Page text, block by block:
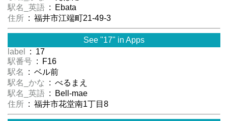
駅名_英語 : Ebata
住所 : 福井市江端町21-49-3
See "17" in Apps
label
: 17
駅番号 : F16
駅名
: ベル前
駅名_かな : べるまえ
駅名_英語 : Bell-mae
住所 : 福井市花堂南1丁目8